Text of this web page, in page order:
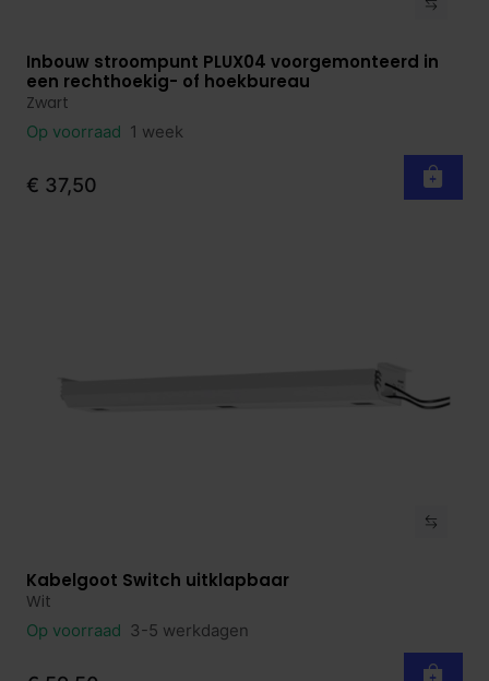
Bekijk product
Inbouw stroompunt PLUX04 voorgemonteerd in
een rechthoekig- of hoekbureau
Zwart
Op voorraad 1 week
€ 37,50
Bekijk product
Kabelgoot Switch uitklapbaar
Wit
Op voorraad 3-5 werkdagen